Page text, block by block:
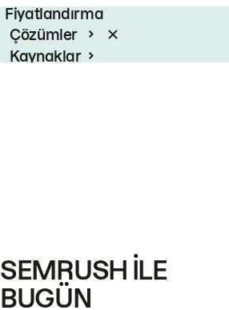
Fiyatlandırma
Çözümler
Kaynaklar
SEMRUSH ILE
BUGÜN